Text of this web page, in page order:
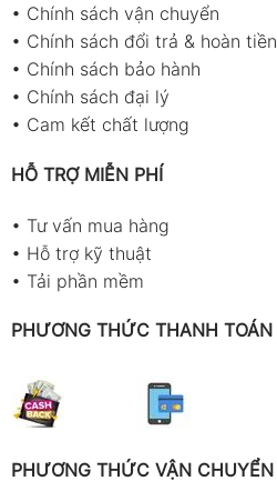
• Chính sách vận chuyển
• Chính sách đổi trả & hoàn tiền
• Chính sách bảo hành
• Chính sách đại lý
• Cam kết chất lượng
HỖ TRỢ MIỄN PHÍ
• Tư vấn mua hàng
• Hỗ trợ kỹ thuật
• Tải phần mềm
PHƯƠNG THỨC THANH TOÁN
PHƯƠNG THỨC VẬN CHUYỂN